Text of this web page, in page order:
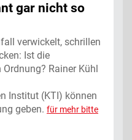
gar nicht so
verwickelt, schrillen
Ist die
Rainer Kühl
Institut (KTI) können
geben. für mehr bitte